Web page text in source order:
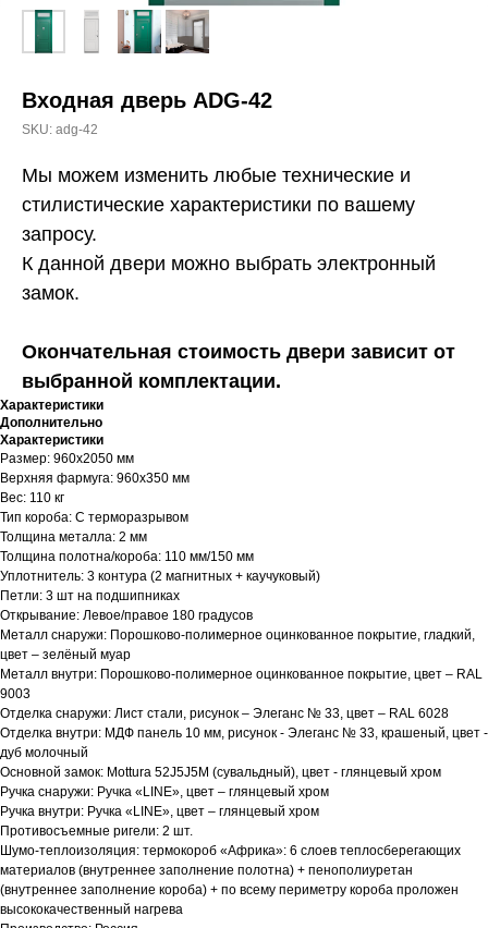
Входная дверь ADG-42
SKU: adg-42
Мы можем изменить любые технические и
стилистические характеристики по вашему
запросу.
К данной двери можно выбрать электронный
замок.
Окончательная стоимость двери зависит от
выбранной комплектации.
Характеристики
Дополнительно
Характеристики
Размер: 960х2050 мм
Верхняя фармуга: 960х350 мм
Вес: 110 кг
Тип короба: С терморазрывом
Толщина металла: 2 мм
Толщина полотна/короба: 110 мм/150 мм
Уплотнитель: 3 контура (2 магнитных + каучуковый)
Петли: 3 шт на подшипниках
Открывание: Левое/правое 180 градусов
Металл снаружи: Порошково-полимерное оцинкованное покрытие, гладкий,
цвет – зелёный муар
Металл внутри: Порошково-полимерное оцинкованное покрытие, цвет – RAL
9003
Отделка снаружи: Лист стали, рисунок – Элеганс № 33, цвет – RAL 6028
Отделка внутри: МДФ панель 10 мм, рисунок - Элеганс № 33, крашеный, цвет -
дуб молочный
Основной замок: Mottura 52J5J5M (сувальдный), цвет - глянцевый хром
Ручка снаружи: Ручка «LINE», цвет – глянцевый хром
Ручка внутри: Ручка «LINE», цвет – глянцевый хром
Противосъемные ригели: 2 шт.
Шумо-теплоизоляция: термокороб «Африка»: 6 слоев теплосберегающих
материалов (внутреннее заполнение полотна) + пенополиуретан
(внутреннее заполнение короба) + по всему периметру короба проложен
высококачественный нагрева